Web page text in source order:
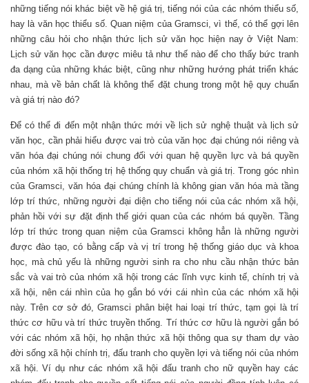
những tiếng nói khác biệt về hệ giá trị, tiếng nói của các nhóm thiểu số,
hay là văn học thiểu số. Quan niệm của Gramsci, vì thế, có thể gợi lên
những câu hỏi cho nhận thức lịch sử văn học hiện nay ở Việt Nam:
Lịch sử văn học cần được miêu tả như thế nào để cho thấy bức tranh
đa dạng của những khác biệt, cũng như những hướng phát triển khác
nhau, mà về bản chất là không thể đặt chung trong một hệ quy chuẩn
và giá trị nào đó?
Để có thể đi đến một nhận thức mới về lịch sử nghệ thuật và lịch sử
văn học, cần phải hiểu được vai trò của văn học đại chúng nói riêng và
văn hóa đại chúng nói chung đối với quan hệ quyền lực và bá quyền
của nhóm xã hội thống trị hệ thống quy chuẩn và giá trị. Trong góc nhìn
của Gramsci, văn hóa đại chúng chính là không gian văn hóa mà tầng
lớp trí thức, những người đại diện cho tiếng nói của các nhóm xã hội,
phản hồi với sự đặt định thế giới quan của các nhóm bá quyền. Tầng
lớp trí thức trong quan niệm của Gramsci không hẳn là những người
được đào tạo, có bằng cấp và vị trí trong hệ thống giáo dục và khoa
học, mà chủ yếu là những người sinh ra cho nhu cầu nhận thức bản
sắc và vai trò của nhóm xã hội trong các lĩnh vực kinh tế, chính trị và
xã hội, nên cái nhìn của họ gắn bó với cái nhìn của các nhóm xã hội
này. Trên cơ sở đó, Gramsci phân biệt hai loại trí thức, tạm gọi là trí
thức cơ hữu và trí thức truyền thống. Trí thức cơ hữu là người gắn bó
với các nhóm xã hội, họ nhận thức xã hội thông qua sự tham dự vào
đời sống xã hội chính trị, đấu tranh cho quyền lợi và tiếng nói của nhóm
xã hội. Ví dụ như các nhóm xã hội đấu tranh cho nữ quyền hay các